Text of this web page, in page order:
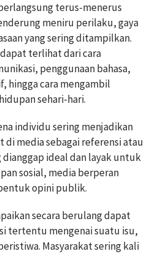
terus-menerus
meniru perilaku, gaya
yang sering ditampilkan.
terlihat dari cara
penggunaan bahasa,
hingga cara mengambil
sehari-hari.
individu sering menjadikan
di media sebagai referensi atau
ideal dan layak untuk
sosial, media berperan
opini publik.
secara berulang dapat
tertentu mengenai suatu isu,
Masyarakat sering kali